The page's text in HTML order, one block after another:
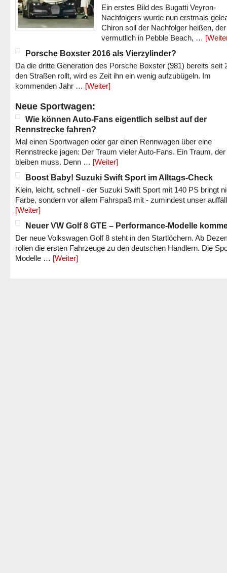
Ein erstes Bild des Bugatti Veyron-
Nachfolgers wurde nun erstmals
Chiron soll der Nachfolger heißen, der
vermutlich in Pebble Beach, …
Porsche Boxster 2016 als Vierzylinder?
Da die dritte Generation des Porsche Boxster (981) bereits seit
den Straßen rollt, wird es Zeit ihn ein wenig aufzubügeln. Im
kommenden Jahr … [Weiter]
Neue Sportwagen:
Wie können Auto-Fans eigentlich selbst auf der
Rennstrecke fahren?
Mal einen Sportwagen oder gar einen Rennwagen über eine
Rennstrecke jagen: Der Traum vieler Auto-Fans. Ein Traum,
bleiben muss. Denn … [Weiter]
Boost Baby! Suzuki Swift Sport im Alltags-Check
Klein, leicht, schnell - der Suzuki Swift Sport mit 140 PS bringt
Farbe, sondern vor allem Fahrspaß mit - zumindest unser
[Weiter]
Neuer VW Golf 8 GTE – Performance-Modelle
Der neue Volkswagen Golf 8 steht in den Startlöchern. Ab
rollen die ersten Fahrzeuge zu den deutschen Händlern. Die
Modelle … [Weiter]